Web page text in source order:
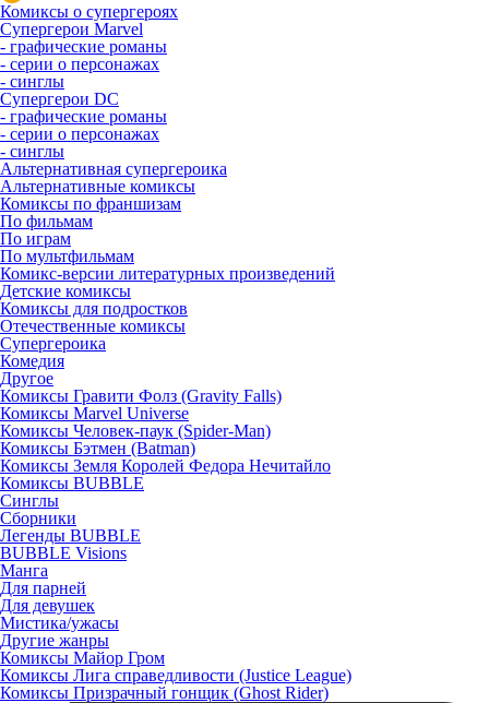
Комиксы о супергероях
Супергерои Marvel
- графические романы
- серии о персонажах
- синглы
Супергерои DC
- графические романы
- серии о персонажах
- синглы
Альтернативная супергероика
Альтернативные комиксы
Комиксы по франшизам
По фильмам
По играм
По мультфильмам
Комикс-версии литературных произведений
Детские комиксы
Комиксы для подростков
Отечественные комиксы
Супергероика
Комедия
Другое
Комиксы Гравити Фолз (Gravity Falls)
Комиксы Marvel Universe
Комиксы Человек-паук (Spider-Man)
Комиксы Бэтмен (Batman)
Комиксы Земля Королей Федора Нечитайло
Комиксы BUBBLE
Синглы
Сборники
Легенды BUBBLE
BUBBLE Visions
Манга
Для парней
Для девушек
Мистика/ужасы
Другие жанры
Комиксы Майор Гром
Комиксы Лига справедливости (Justice League)
Комиксы Призрачный гонщик (Ghost Rider)